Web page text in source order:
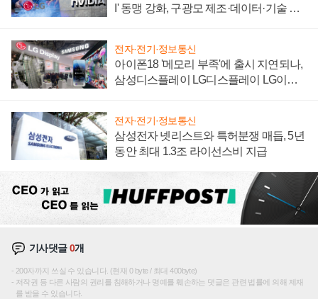
I' 동맹 강화, 구광모 제조·데이터·기술 결
전자·전기·정보통신
아이폰18 '메모리 부족'에 출시 지연되나,
삼성디스플레이 LG디스플레이 LG이노
전자·전기·정보통신
삼성전자 넷리스트와 특허분쟁 매듭, 5년
동안 최대 1.3조 라이선스비 지급
기사댓글0개
200자까지 쓰실 수 있습니다. (현재 0 byte / 최대 400byte)
저작권 등 다른 사람의 권리를 침해하거나 명예를 훼손하는 댓글은 관련 법률에 의해 제재
를 받을 수 있습니다.